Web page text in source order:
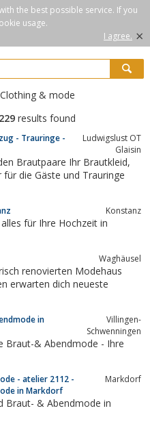
the best possible service. If you
usage.
I agree. ×
Clothing & mode
229 results found
- Trauringe -
Ludwigslust OT
Glaisin
Brautpaare Ihr Brautkleid,
Konstanz
für Ihre Hochzeit in
Waghäusel
erwarten dich neueste
in
Villingen-
Schwenningen
Braut-& Abendmode - Ihre
- atelier 2112 -
in Markdorf
Markdorf
Braut- & Abendmode in